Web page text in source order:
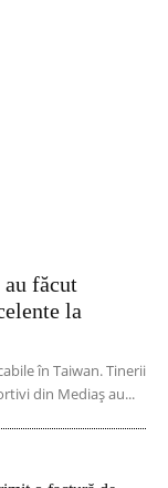
făcut
la
în Taiwan. Tinerii
din Mediaș au...